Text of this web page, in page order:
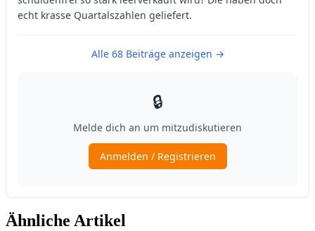
Ähnliche Artikel